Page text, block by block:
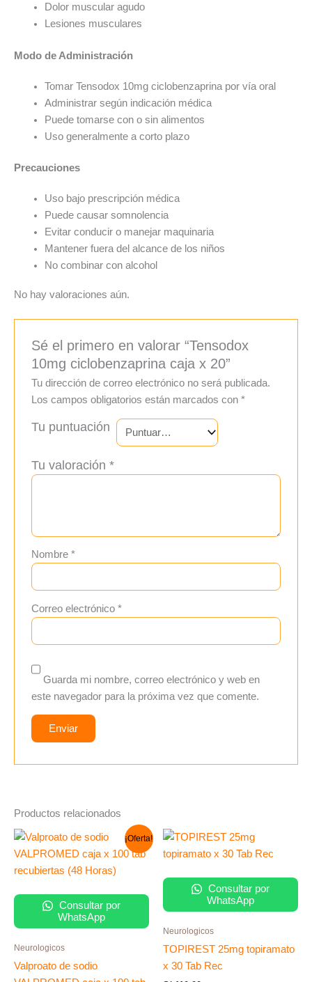
Dolor muscular agudo
Lesiones musculares
Modo de Administración
Tomar Tensodox 10mg ciclobenzaprina por vía oral
Administrar según indicación médica
Puede tomarse con o sin alimentos
Uso generalmente a corto plazo
Precauciones
Uso bajo prescripción médica
Puede causar somnolencia
Evitar conducir o manejar maquinaria
Mantener fuera del alcance de los niños
No combinar con alcohol
No hay valoraciones aún.
Sé el primero en valorar “Tensodox
10mg ciclobenzaprina caja x 20”
Tu dirección de correo electrónico no será publicada.
Los campos obligatorios están marcados con*
Tu puntuación
Tu valoración*
Nombre*
Correo electrónico*
Guarda mi nombre, correo electrónico y web en
este navegador para la próxima vez que comente.
Productos relacionados
¡Oferta!
Consultar por
WhatsApp
Neurologicos
Valproato de sodio
El
original
era:
El
actual
es:
Consultar por
WhatsApp
Neurologicos
TOPIREST 25mg topiramato
x 30 Tab Rec